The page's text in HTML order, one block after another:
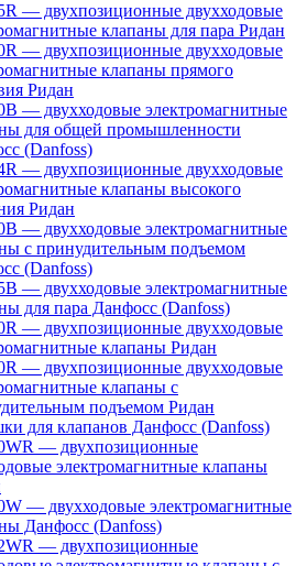
— двухпозиционные двухходовые
клапаны для пара Ридан
— двухпозиционные двухходовые
клапаны прямого
Ридан
— двухходовые электромагнитные
для общей промышленности
(Danfoss)
— двухпозиционные двухходовые
клапаны высокого
Ридан
— двухходовые электромагнитные
с принудительным подъемом
(Danfoss)
— двухходовые электромагнитные
для пара Данфосс (Danfoss)
— двухпозиционные двухходовые
клапаны Ридан
— двухпозиционные двухходовые
клапаны с
подъемом Ридан
для клапанов Данфосс (Danfoss)
— двухпозиционные
электромагнитные клапаны
— двухходовые электромагнитные
Данфосс (Danfoss)
— двухпозиционные